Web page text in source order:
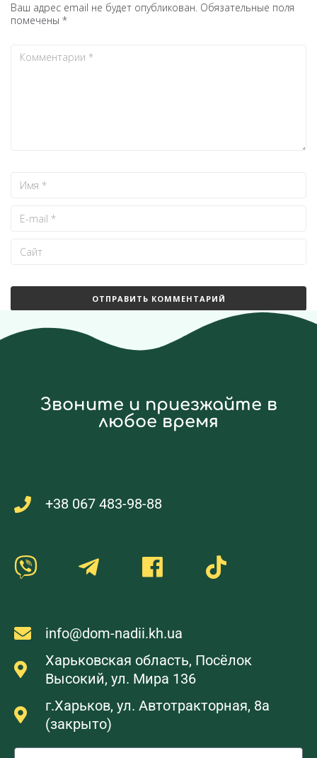
Ваш адрес email не будет опубликован. Обязательные поля
помечены *
Звоните и приезжайте в
любое время
+38 067 483-98-88
info@dom-nadii.kh.ua
Харьковская область, Посёлок
Высокий, ул. Мира 136
г.Харьков, ул. Автотракторная, 8а
(закрыто)